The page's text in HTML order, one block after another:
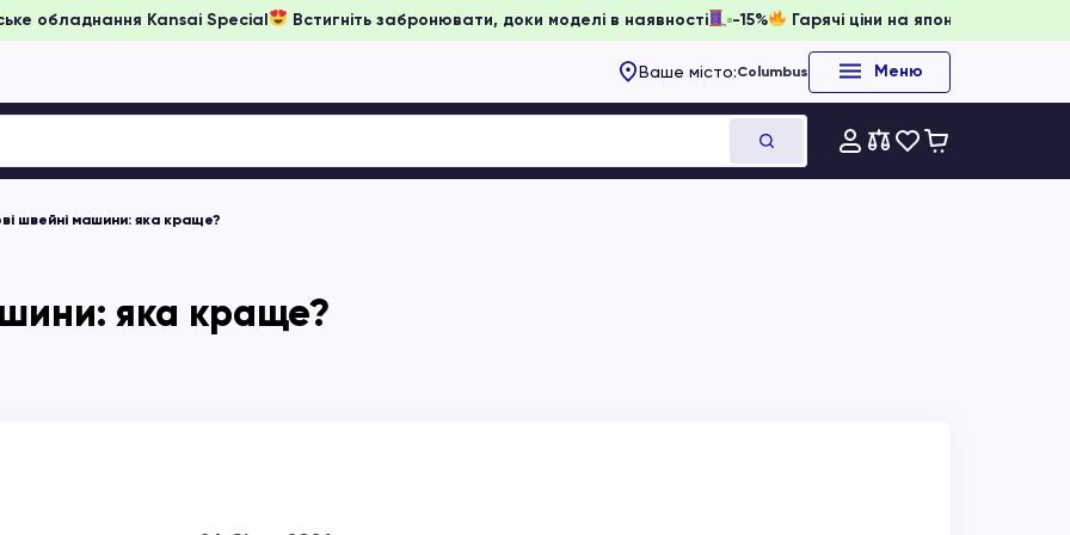
на японське обладнання Kansai Special Встигніть забронювати, доки моделі в наявності -15% Гарячі ціни на
Ваше місто:Columbus Меню
швейні машини: яка краще?
яка краще?